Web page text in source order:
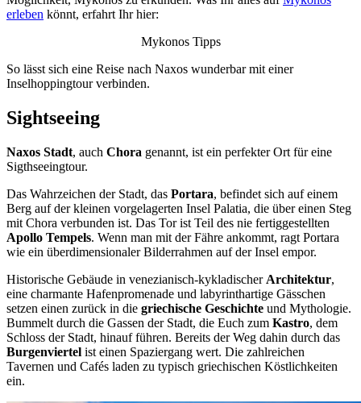
erleben könnt, erfahrt Ihr hier:
Mykonos Tipps
So lässt sich eine Reise nach Naxos wunderbar mit einer
Inselhoppingtour verbinden.
Sightseeing
Naxos Stadt, auch Chora genannt, ist ein perfekter Ort für eine
Sigthseeingtour.
Das Wahrzeichen der Stadt, das Portara, befindet sich auf einem
Berg auf der kleinen vorgelagerten Insel Palatia, die über einen Steg
mit Chora verbunden ist. Das Tor ist Teil des nie fertiggestellten
Apollo Tempels. Wenn man mit der Fähre ankommt, ragt Portara
wie ein überdimensionaler Bilderrahmen auf der Insel empor.
Historische Gebäude in venezianisch-kykladischer Architektur,
eine charmante Hafenpromenade und labyrinthartige Gässchen
setzen einen zurück in die griechische Geschichte und Mythologie.
Bummelt durch die Gassen der Stadt, die Euch zum Kastro, dem
Schloss der Stadt, hinauf führen. Bereits der Weg dahin durch das
Burgenviertel ist einen Spaziergang wert. Die zahlreichen
Tavernen und Cafés laden zu typisch griechischen Köstlichkeiten
ein.